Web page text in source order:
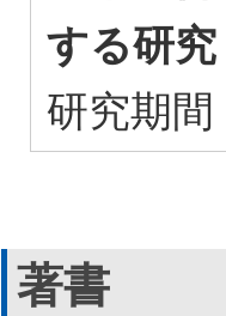
する研究
研究期間
著書